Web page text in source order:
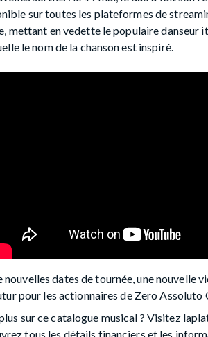
sur toutes les plateformes de
mettant en vedette le populaire danseur
le nom de la chanson est inspiré.
nouvelles dates de tournée, une nouvelle
pour les actionnaires de Zero
sur ce catalogue musical ? Visitez
tous les détails financiers et les